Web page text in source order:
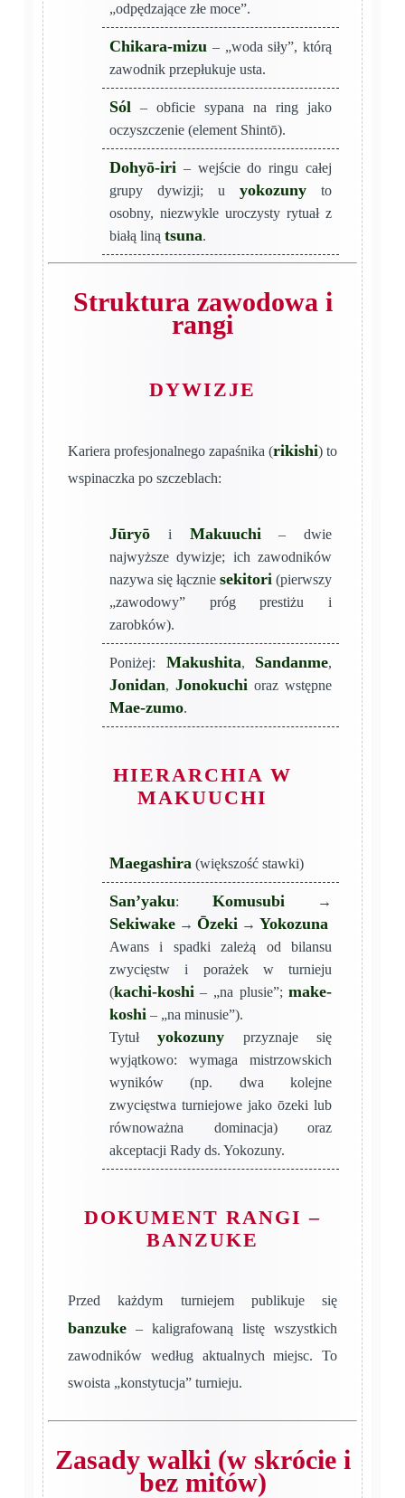
„odpędzające złe moce”.
Chikara-mizu – „woda siły”, którą
zawodnik przepłukuje usta.
Sól – obficie sypana na ring jako
oczyszczenie (element Shintō).
Dohyō-iri – wejście do ringu całej
grupy dywizji; uyokozuny to
osobny, niezwykle uroczysty rytuał z
białą liną tsuna.
Struktura zawodowa i
rangi
DYWIZJE
Kariera profesjonalnego zapaśnika (rikishi) to
wspinaczka po szczeblach:
Jūryōi Makuuchi – dwie
najwyższe dywizje; ich zawodników
nazywa się łączniesekitori (pierwszy
„zawodowy” próg prestiżu i
zarobków).
Poniżej: Makushita, Sandanme,
Jonidan, Jonokuchi oraz wstępne
Mae-zumo.
HIERARCHIA W
MAKUUCHI
Maegashira (większość stawki)
San’yaku: Komusubi →
Sekiwake→ Ōzeki → Yokozuna
Awans i spadki zależą od bilansu
zwycięstw i porażek w turnieju
(kachi-koshi – „na plusie”;make-
koshi – „na minusie”).
Tytułyokozuny przyznaje się
wyjątkowo: wymaga mistrzowskich
wyników (np. dwa kolejne
zwycięstwa turniejowe jako ōzeki lub
równoważna dominacja) oraz
akceptacji Rady ds. Yokozuny.
DOKUMENT RANGI –
BANZUKE
Przed każdym turniejem publikuje się
banzuke– kaligrafowaną listę wszystkich
zawodników według aktualnych miejsc. To
swoista „konstytucja” turnieju.
Zasady walki (w skrócie i
bez mitów)